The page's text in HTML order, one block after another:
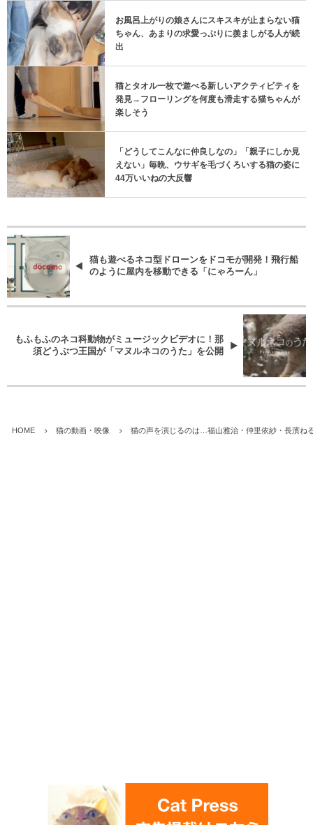
お風呂上がりの娘さんにスキスキが止まらない猫
ちゃん、あまりの求愛っぷりに羨ましがる人が続
出
猫とタオル一枚で遊べる新しいアクティビティを
発見→フローリングを何度も滑走する猫ちゃんが
楽しそう
「どうしてこんなに仲良しなの」「親子にしか見
えない」毎晩、ウサギを毛づくろいする猫の姿に
44万いいねの大反響
猫も遊べるネコ型ドローンをドコモが開発！飛行船
のように屋内を移動できる「にゃろーん」
もふもふのネコ科動物がミュージックビデオに！那
須どうぶつ王国が「マヌルネコのうた」を公開
HOME 猫の動画・映像 猫の声を演じるのは…福山雅治・仲里依紗・長濱ね